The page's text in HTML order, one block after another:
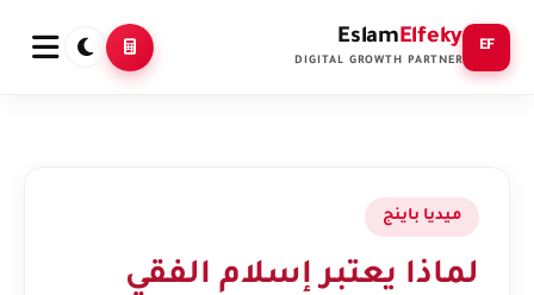
EF
EslamElfeky
DIGITAL GROWTH PARTNER
ميديا باينج
لماذا يعتبر إسلام الفقي